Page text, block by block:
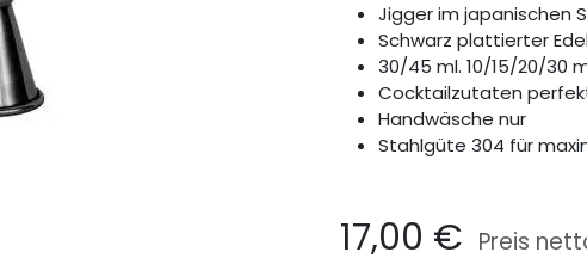
Jigger im japanischen
Schwarz plattierter
30/45 ml. 10/15/20/30
Cocktailzutaten
Handwäsche nur
Stahlgüte 304 für
17,00 € Preis